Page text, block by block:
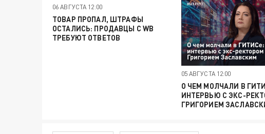
06 АВГУСТА 12:00
ТОВАР ПРОПАЛ, ШТРАФЫ
ОСТАЛИСЬ: ПРОДАВЦЫ С WB
ТРЕБУЮТ ОТВЕТОВ
05 АВГУСТА 12:00
О ЧЕМ МОЛЧАЛИ В
ИНТЕРВЬЮ С ЭКС-
ГРИГОРИЕМ